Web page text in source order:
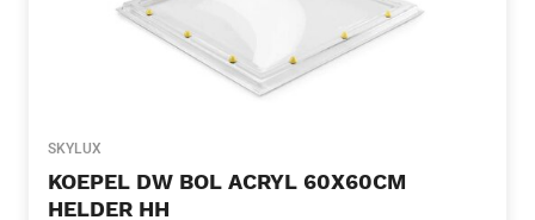
SKYLUX
KOEPEL DW BOL ACRYL 60X60CM
HELDER HH